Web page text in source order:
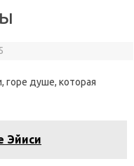
горе душе, которая
Эйиси